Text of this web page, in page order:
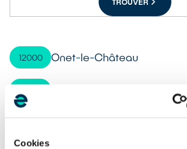
Cookies
12000 Onet-le-Château